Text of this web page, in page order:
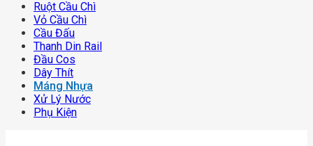
Ruột Cầu Chì
Vỏ Cầu Chì
Cầu Đấu
Thanh Din Rail
Đầu Cos
Dây Thít
Máng Nhựa
Xử Lý Nước
Phụ Kiện